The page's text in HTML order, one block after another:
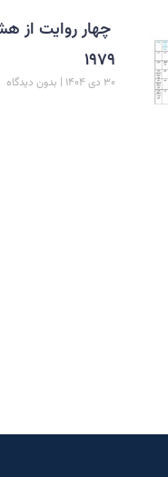
چهار روایت از
۱۹۷۹
۳۰ دی ۱۴۰۴ بدون دیدگاه